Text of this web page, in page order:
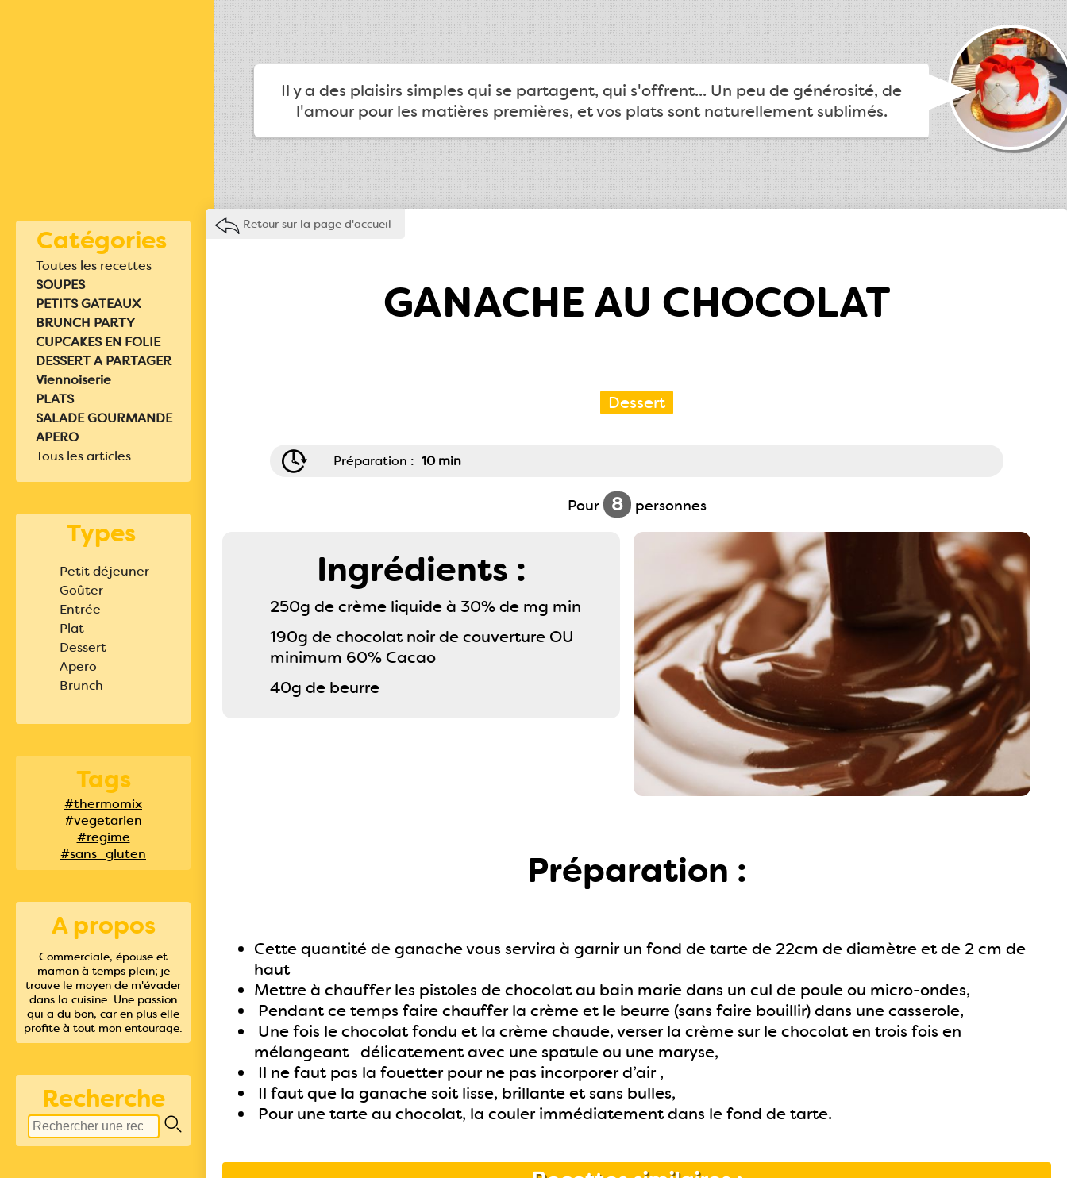
Il y a des plaisirs simples qui se partagent, qui s'offrent... Un peu de générosité, de
l'amour pour les matières premières, et vos plats sont naturellement sublimés.
Catégories
Toutes les recettes
SOUPES
PETITS GATEAUX
BRUNCH PARTY
CUPCAKES EN FOLIE
DESSERT A PARTAGER
Viennoiserie
PLATS
SALADE GOURMANDE
APERO
Tous les articles
Types
Petit déjeuner
Goûter
Entrée
Plat
Dessert
Apero
Brunch
Tags
#thermomix
#vegetarien
#regime
#sans_gluten
A propos
Commerciale, épouse et
maman à temps plein; je
trouve le moyen de m'évader
dans la cuisine. Une passion
qui a du bon, car en plus elle
profite à tout mon entourage.
Recherche
Retour sur la page d'accueil
GANACHE AU CHOCOLAT
Dessert
Préparation : 10 min
Pour 8 personnes
Ingrédients :
250g de crème liquide à 30% de mg min
190g de chocolat noir de couverture OU
minimum 60% Cacao
40g de beurre
Préparation :
Cette quantité de ganache vous servira à garnir un fond de tarte de 22cm de diamètre et de 2 cm de
haut
Mettre à chauffer les pistoles de chocolat au bain marie dans un cul de poule ou micro-ondes,
Pendant ce temps faire chauffer la crème et le beurre (sans faire bouillir) dans une casserole,
Une fois le chocolat fondu et la crème chaude, verser la crème sur le chocolat en trois fois en
mélangeant délicatement avec une spatule ou une maryse,
Il ne faut pas la fouetter pour ne pas incorporer d’air ,
Il faut que la ganache soit lisse, brillante et sans bulles,
Pour une tarte au chocolat, la couler immédiatement dans le fond de tarte.